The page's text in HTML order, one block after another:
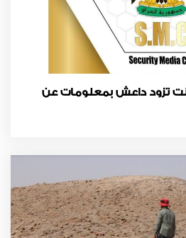
تزود داعش بمعلومات عن